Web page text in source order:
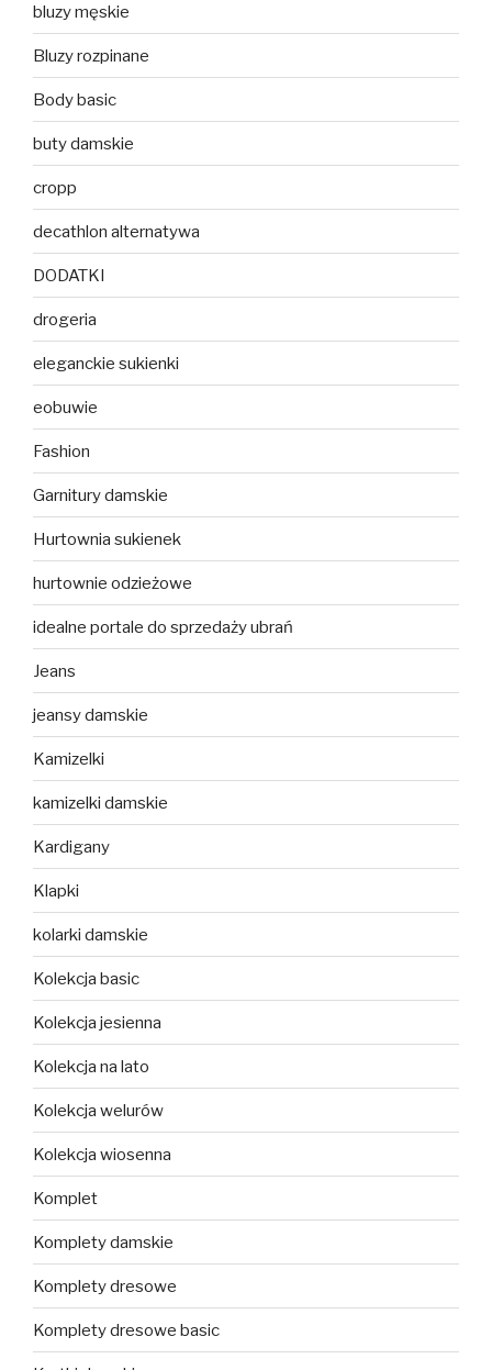
bluzy męskie
Bluzy rozpinane
Body basic
buty damskie
cropp
decathlon alternatywa
DODATKI
drogeria
eleganckie sukienki
eobuwie
Fashion
Garnitury damskie
Hurtownia sukienek
hurtownie odzieżowe
idealne portale do sprzedaży ubrań
Jeans
jeansy damskie
Kamizelki
kamizelki damskie
Kardigany
Klapki
kolarki damskie
Kolekcja basic
Kolekcja jesienna
Kolekcja na lato
Kolekcja welurów
Kolekcja wiosenna
Komplet
Komplety damskie
Komplety dresowe
Komplety dresowe basic